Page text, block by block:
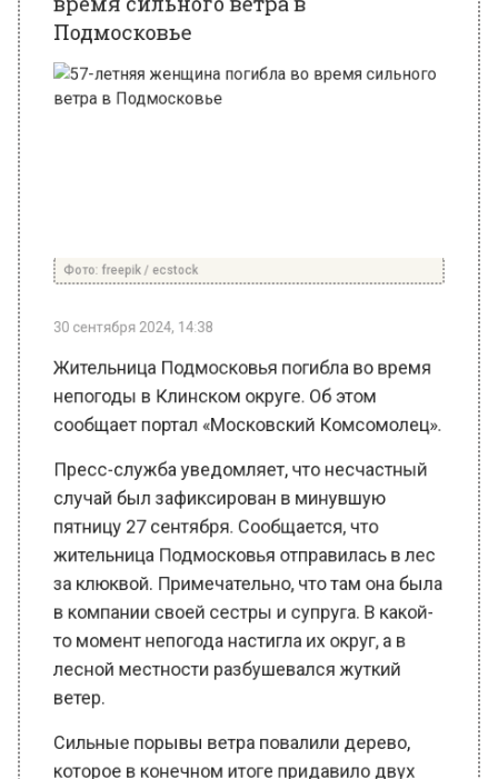
30 сентября 2024, 14:38
Жительница Подмосковья погибла во время
сообщает портал «Московский Комсомолец».
Пресс-служба уведомляет, что несчастный
случай был зафиксирован в минувшую
пятницу 27 сентября. Сообщается, что
жительница Подмосковья отправилась в лес
за клюквой. Примечательно, что там она была
в компании своей сестры и супруга. В какой-
то момент непогода настигла их округ, а в
лесной местности разбушевался жуткий
ветер.
которое в конечном итоге придавило двух